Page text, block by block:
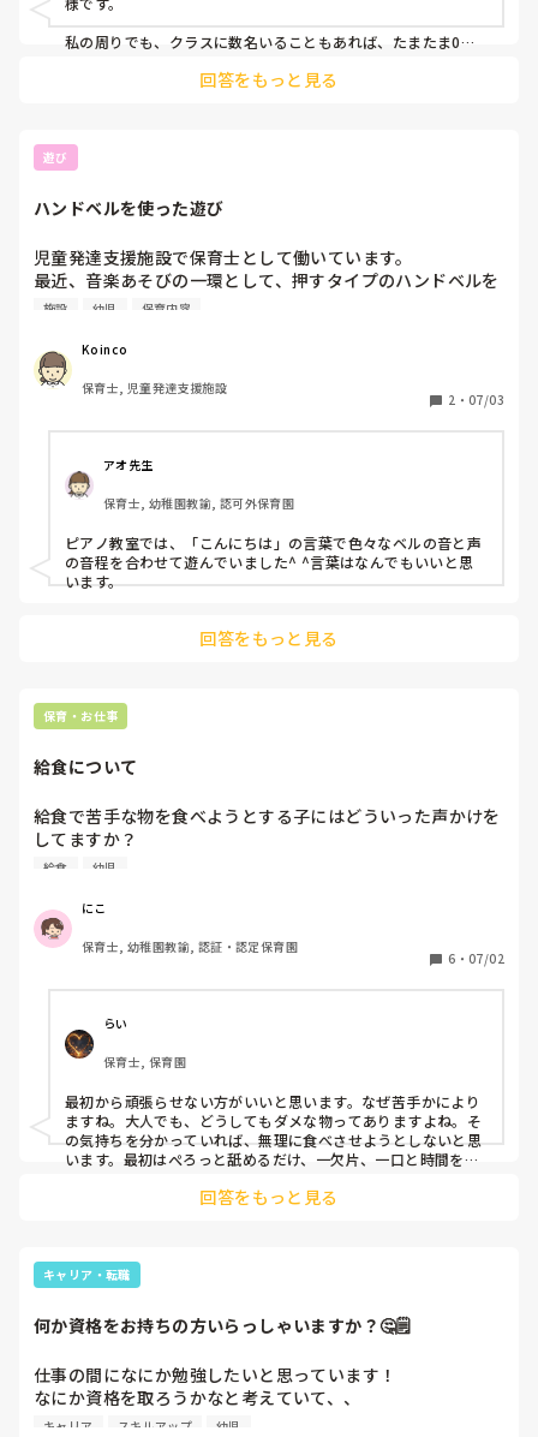
私の周りでも、クラスに数名いることもあれば、たまたま0人
ただ、除去食の種類が以前より複雑化している印象もあり、人
回答をもっと見る
遊び
ハンドベルを使った遊び
児童発達支援施設で保育士として働いています。
最近、音楽あそびの一環として、押すタイプのハンドベルを
購入しました。
たり、言われた色と回数分鳴らす遊び、ハンドベルの色に対
応した楽譜を作って「きらきら星」の演奏をしてみたりして
ます。
施設 幼児 保育内容
Koinco
保育士, 児童発達支援施設
2 ・ 07/03
アオ先生
保育士, 幼稚園教諭, 認可外保育園
ピアノ教室では、「こんにちは」の言葉で色々なベルの音と声
の音程を合わせて遊んでいました^ ^言葉はなんでもいいと思
います。
回答をもっと見る
保育・お仕事
給食について
給食で苦手な物を食べようとする子にはどういった声かけを
してますか？
今は不適切保育と言われ食べなかったら食べなくていいとい
なのかと思うところもあり…毎日モヤモヤしながら保育をし
ています。
皆さんはぶっちゃけ、どういった対応していますか？
給食 幼児
にこ
保育士, 幼稚園教諭, 認証・認定保育園
6 ・ 07/02
らい
保育士, 保育園
最初から頑張らせない方がいいと思います。なぜ苦手かにより
ますね。大人でも、どうしてもダメな物ってありますよね。そ
の気持ちを分かっていれば、無理に食べさせようとしないと思
います。最初はぺろっと舐めるだけ、一欠片、一口と時間を掛
袈裟に褒めることも、とても大切です。
ように、食べることが嫌にならないように進める必要があると
思います。
まず第一に心掛けているのは、食事の時間が楽しい時間である
ことです。
回答をもっと見る
キャリア・転職
何か資格をお持ちの方いらっしゃいますか？🤔🗒️
仕事の間になにか勉強したいと思っています！
なにか資格を取ろうかなと考えていて、、
なにかの資格を取られた方、勉強中の方はいらっしゃいます
キャリア スキルアップ 幼児